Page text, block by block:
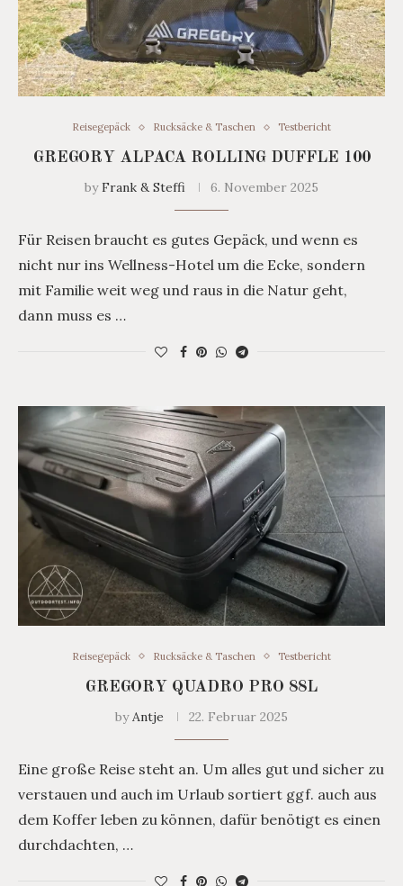
Reisegepäck Rucksäcke & Taschen Testbericht
GREGORY ALPACA ROLLING DUFFLE 100
byFrank & Steffi 6. November 2025
Für Reisen braucht es gutes Gepäck, und wenn es
nicht nur ins Wellness-Hotel um die Ecke, sondern
mit Familie weit weg und raus in die Natur geht,
dann muss es …
Reisegepäck Rucksäcke & Taschen Testbericht
GREGORY QUADRO PRO 88L
byAntje 22. Februar 2025
Eine große Reise steht an. Um alles gut und sicher zu
verstauen und auch im Urlaub sortiert ggf. auch aus
dem Koffer leben zu können, dafür benötigt es einen
durchdachten, …